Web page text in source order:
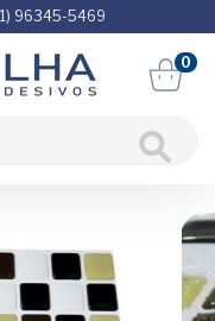
96345-5469
0